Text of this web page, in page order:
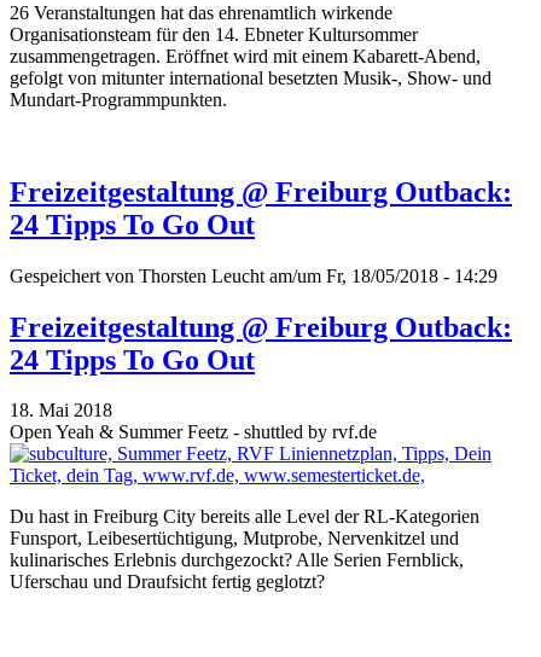
26 Veranstaltungen hat das ehrenamtlich wirkende
Organisationsteam für den 14. Ebneter Kultursommer
zusammengetragen. Eröffnet wird mit einem Kabarett-Abend,
gefolgt von mitunter international besetzten Musik-, Show- und
Mundart-Programmpunkten.
Freizeitgestaltung @ Freiburg Outback:
24 Tipps To Go Out
Gespeichert von Thorsten Leucht am/um Fr, 18/05/2018 - 14:29
Freizeitgestaltung @ Freiburg Outback:
24 Tipps To Go Out
18. Mai 2018
Open Yeah & Summer Feetz - shuttled by rvf.de
Du hast in Freiburg City bereits alle Level der RL-Kategorien
Funsport, Leibesertüchtigung, Mutprobe, Nervenkitzel und
kulinarisches Erlebnis durchgezockt? Alle Serien Fernblick,
Uferschau und Draufsicht fertig geglotzt?